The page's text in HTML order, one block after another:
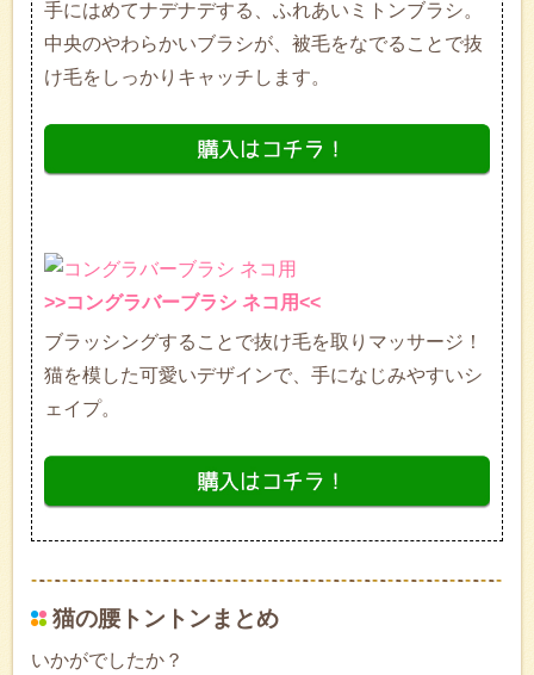
手にはめてナデナデする、ふれあいミトンブラシ。
中央のやわらかいブラシが、被毛をなでることで抜
け毛をしっかりキャッチします。
>>コングラバーブラシ ネコ用<<
ブラッシングすることで抜け毛を取りマッサージ！
猫を模した可愛いデザインで、手になじみやすいシ
ェイプ。
猫の腰トントンまとめ
いかがでしたか？